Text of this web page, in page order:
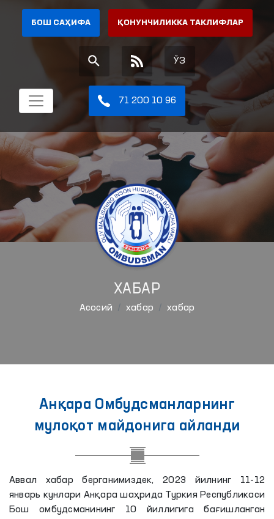
БОШ САҲИФА ҚОНУНЧИЛИККА ТАКЛИФЛАР
ЎЗ
71 200 10 96
ХАБАР
Aсосий хабар хабар
Анқара Омбудсманларнинг
мулоқот майдонига айланди
Аввал хабар берганимиздек, 2023 йилнинг 11-12
январь кунлари Анқара шаҳрида Туркия Республикаси
Бош омбудсманининг 10 йиллигига бағишланган